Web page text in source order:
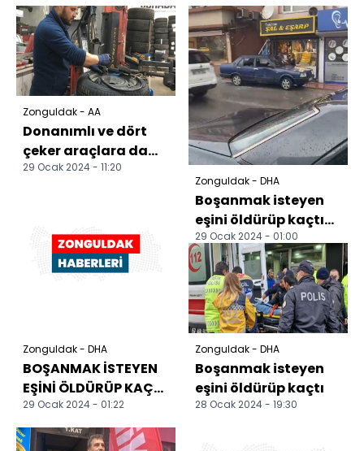
Zonguldak - AA
Donanımlı ve dört
çeker araçlara da
"kış lastiği takın"
29 Ocak 2024 - 11:20
Zonguldak - DHA
BOŞANMAK İSTEYEN
EŞİNİ ÖLDÜRÜP KAÇTI
(2)
29 Ocak 2024 - 01:22
Zonguldak - DHA
Boşanmak isteyen
eşini öldürüp kaçtı
(2)
29 Ocak 2024 - 01:00
Zonguldak - DHA
Boşanmak isteyen
eşini öldürüp kaçtı
28 Ocak 2024 - 19:30